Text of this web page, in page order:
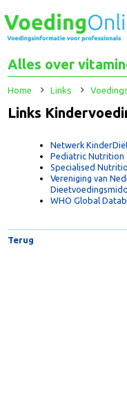
Alles over
Home Links
Links
Netwerk
Pediatric
Specialised
Vereniging van